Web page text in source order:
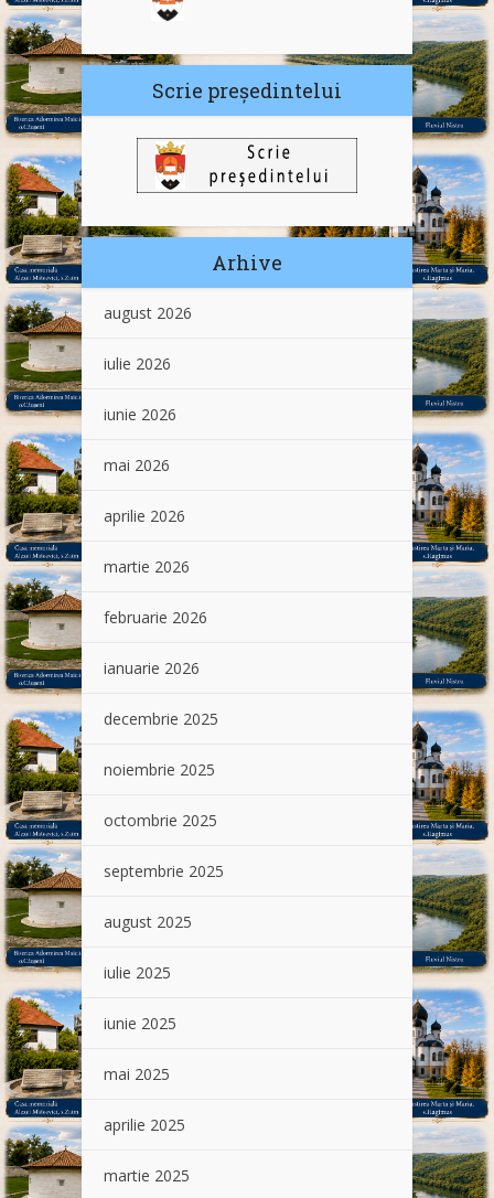
Scrie președintelui
Arhive
august 2026
iulie 2026
iunie 2026
mai 2026
aprilie 2026
martie 2026
februarie 2026
ianuarie 2026
decembrie 2025
noiembrie 2025
octombrie 2025
septembrie 2025
august 2025
iulie 2025
iunie 2025
mai 2025
aprilie 2025
martie 2025